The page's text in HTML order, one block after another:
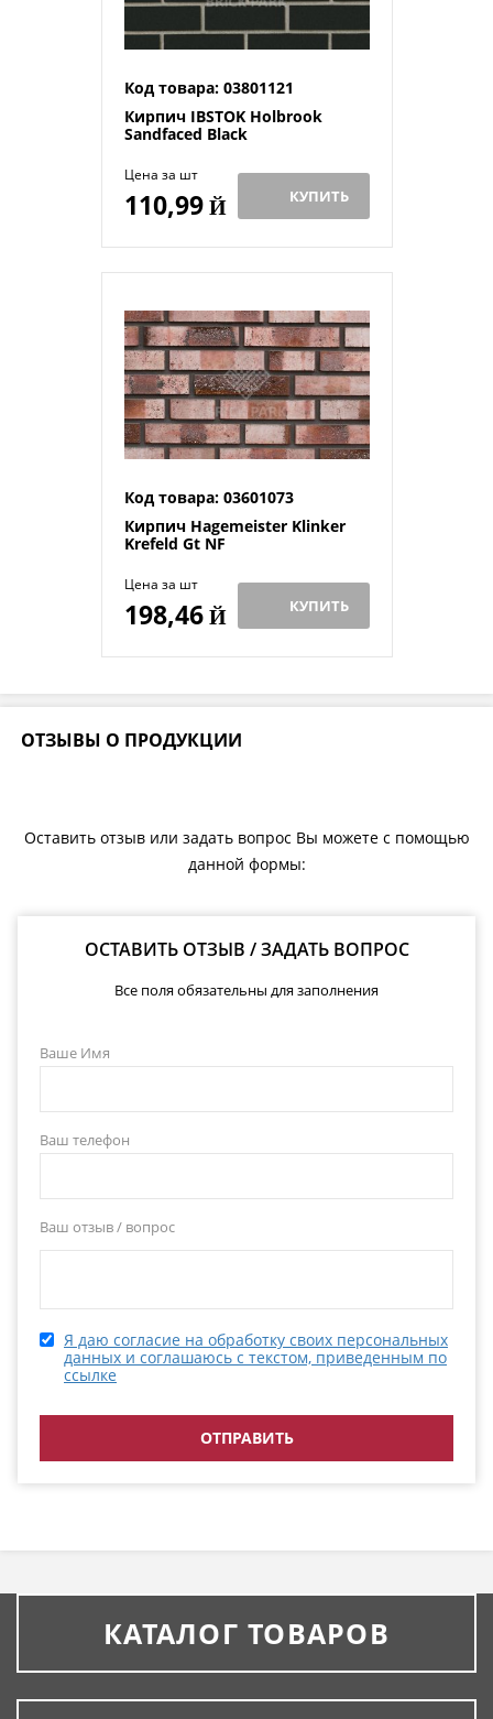
Код товара: 03801121
Кирпич IBSTOK Holbrook
Sandfaced Black
Цена за шт
110,99Й КУПИТЬ
Код товара: 03601073
Кирпич Hagemeister Klinker
Krefeld Gt NF
Цена за шт
198,46Й КУПИТЬ
ОТЗЫВЫ О ПРОДУКЦИИ
Оставить отзыв или задать вопрос Вы можете с помощью
данной формы:
ОСТАВИТЬ ОТЗЫВ / ЗАДАТЬ ВОПРОС
Все поля обязательны для заполнения
Ваше Имя
Ваш телефон
Ваш отзыв / вопрос
Я даю согласие на обработку своих персональных
данных и соглашаюсь с текстом, приведенным по
ссылке
КАТАЛОГ ТОВАРОВ